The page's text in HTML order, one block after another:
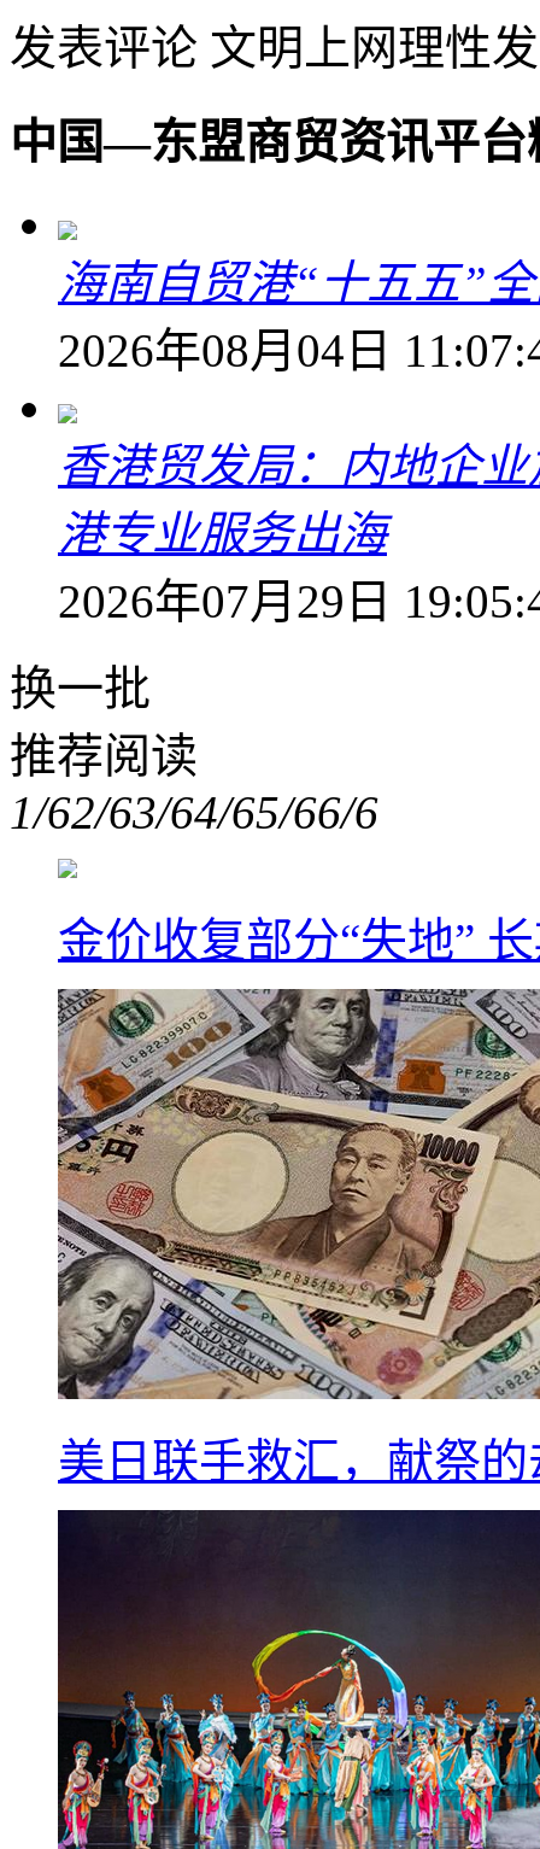
发表评论 文明上网理性
中国—东盟商贸资讯平台
海南自贸港“十五五”
2026年08月04日
香港贸发局：内地企
港专业服务出海
2026年07月29日
换一批
推荐阅读
1/62/63/64/65/66/6
金价收复部分“失地”
美日联手救汇，献祭